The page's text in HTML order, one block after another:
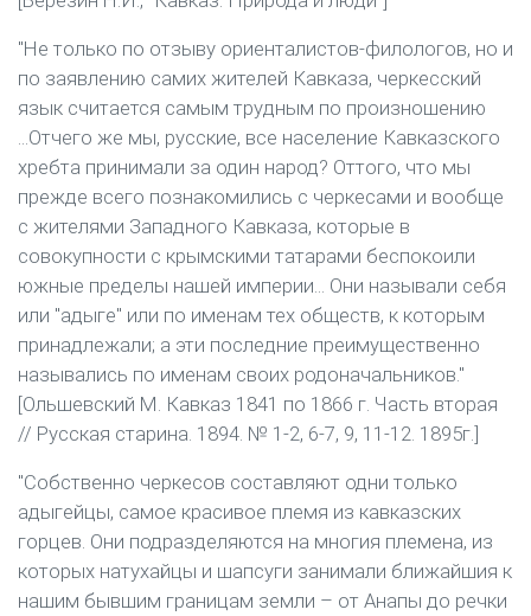
"Не только по отзыву ориенталистов-филологов, но и
по заявлению самих жителей Кавказа, черкесский
язык считается самым трудным по произношению
...Отчего же мы, русские, все население Кавказского
хребта принимали за один народ? Оттого, что мы
прежде всего познакомились с черкесами и вообще
с жителями Западного Кавказа, которые в
совокупности с крымскими татарами беспокоили
южные пределы нашей империи... Они называли себя
или "адыге" или по именам тех обществ, к которым
принадлежали; а эти последние преимущественно
назывались по именам своих родоначальников."
[Ольшевский М. Кавказ 1841 по 1866 г. Часть вторая
// Русская старина. 1894. № 1-2, 6-7, 9, 11-12. 1895г.]
"Собственно черкесов составляют одни только
адыгейцы, самое красивое племя из кавказских
горцев. Они подразделяются на многия племена, из
которых натухайцы и шапсуги занимали ближайшия к
нашим бывшим границам земли – от Анапы до речки